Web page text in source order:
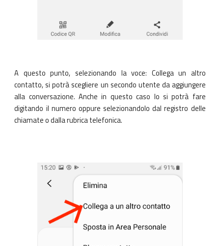
A questo punto, selezionando la voce: Collega un altro
contatto, si potrà scegliere un secondo utente da aggiungere
alla conversazione. Anche in questo caso lo si potrà fare
digitando il numero oppure selezionandolo dal registro delle
chiamate o dalla rubrica telefonica.